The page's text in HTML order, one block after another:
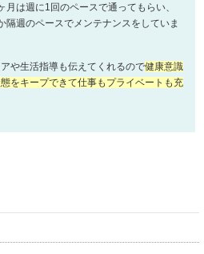
は週に1回のペースで通ってもらい、
隔週のペースでメンテナンスをしていま
や生活指導も伝えてくれるので健康意識
をキープできて仕事もプライベートも充